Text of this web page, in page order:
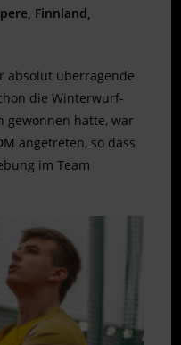
Finnland,
absolut überragende
die Winterwurf-
gewonnen hatte, war
angetreten, so dass
im Team